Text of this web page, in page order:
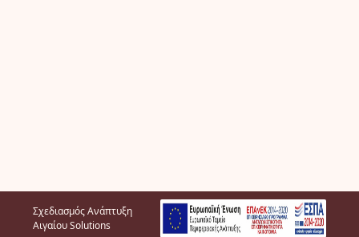
Σχεδιασμός Ανάπτυξη
Αιγαίου Solutions